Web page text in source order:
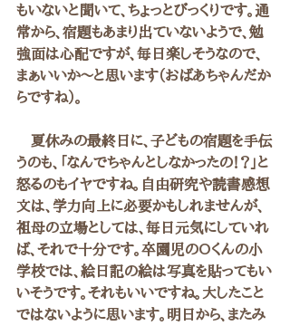
もいないと聞いて、ちょっとびっくりです。通
常から、宿題もあまり出ていないようで、勉
強面は心配ですが、毎日楽しそうなので、
まぁいいか〜と思います（おばあちゃんだか
らですね）。
夏休みの最終日に、子どもの宿題を手伝
うのも、「なんでちゃんとしなかったの！？」と
怒るのもイヤですね。自由研究や読書感想
文は、学力向上に必要かもしれませんが、
祖母の立場としては、毎日元気にしていれ
ば、それで十分です。卒園児のOくんの小
学校では、絵日記の絵は写真を貼ってもい
いそうです。それもいいですね。大したこと
ではないように思います。明日から、またみ